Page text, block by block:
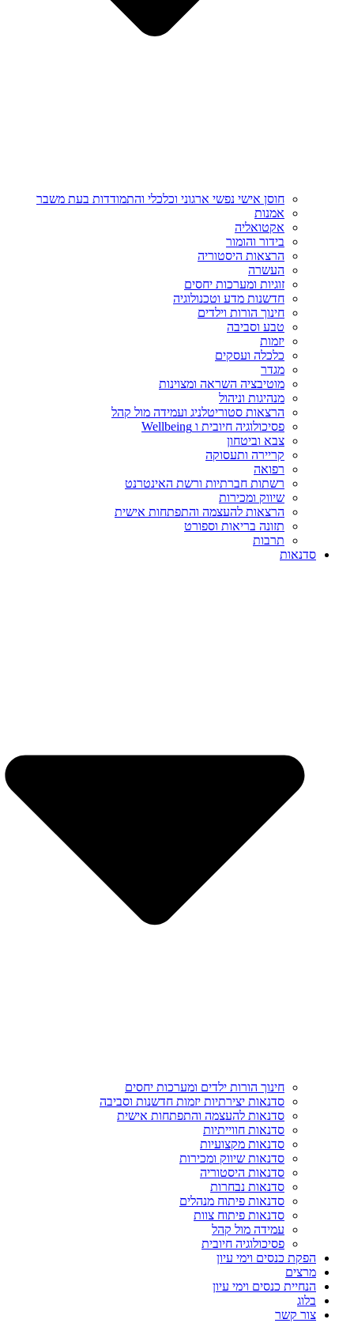
חוסן אישי נפשי ארגוני וכלכלי והתמודדות בעת משבר
אמנות
אקטואליה
בידור והומור
הרצאות היסטוריה
העשרה
זוגיות ומערכות יחסים
חדשנות מדע וטכנולוגיה
חינוך הורות וילדים
טבע וסביבה
יזמות
כלכלה ועסקים
מגדר
מוטיבציה השראה ומצוינות
מנהיגות וניהול
הרצאות סטוריטלניג ועמידה מול קהל
פסיכולוגיה חיובית ו Wellbeing
צבא וביטחון
קריירה ותעסוקה
רפואה
רשתות חברתיות ורשת האינטרנט
שיווק ומכירות
הרצאות להעצמה והתפתחות אישית
תזונה בריאות וספורט
תרבות
סדנאות
חינוך הורות ילדים ומערכות יחסים
סדנאות יצירתיות יזמות חדשנות וסביבה
סדנאות להעצמה והתפתחות אישית
סדנאות חווייתיות
סדנאות מקצועיות
סדנאות שיווק ומכירות
סדנאות היסטוריה
סדנאות נבחרות
סדנאות פיתוח מנהלים
סדנאות פיתוח צוות
עמידה מול קהל
פסיכולוגיה חיובית
הפקת כנסים וימי עיון
מרצים
הנחיית כנסים וימי עיון
בלוג
צור קשר